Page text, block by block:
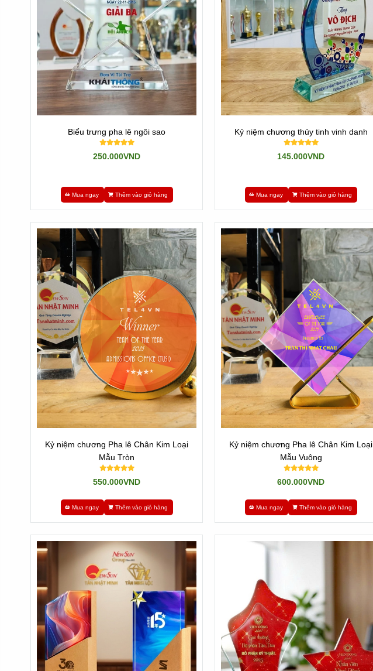
Biểu trưng pha lê ngôi sao
250.000VND
Mua ngay Thêm vào giỏ hàng
Kỷ niệm chương thủy tinh vinh danh
145.000VND
Mua ngay Thêm vào giỏ hàng
Kỷ niệm chương Pha lê Chân Kim Loại
Mẫu Tròn
550.000VND
Mua ngay Thêm vào giỏ hàng
Kỷ niệm chương Pha lê Chân Kim Loại
Mẫu Vuông
600.000VND
Mua ngay Thêm vào giỏ hàng